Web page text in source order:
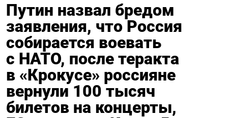
Путин назвал бредом
заявления, что Россия
собирается воевать
с НАТО, после теракта
в «Крокусе» россияне
вернули 100 тысяч
билетов на концерты,